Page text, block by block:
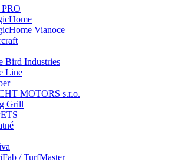
Vianoce
Bird Industries
Line
MOTORS s.r.o.
Grill
/ TurfMaster